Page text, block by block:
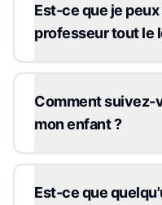
Est-ce que je
professeur tout le
Comment suivez-
mon enfant ?
Est-ce que